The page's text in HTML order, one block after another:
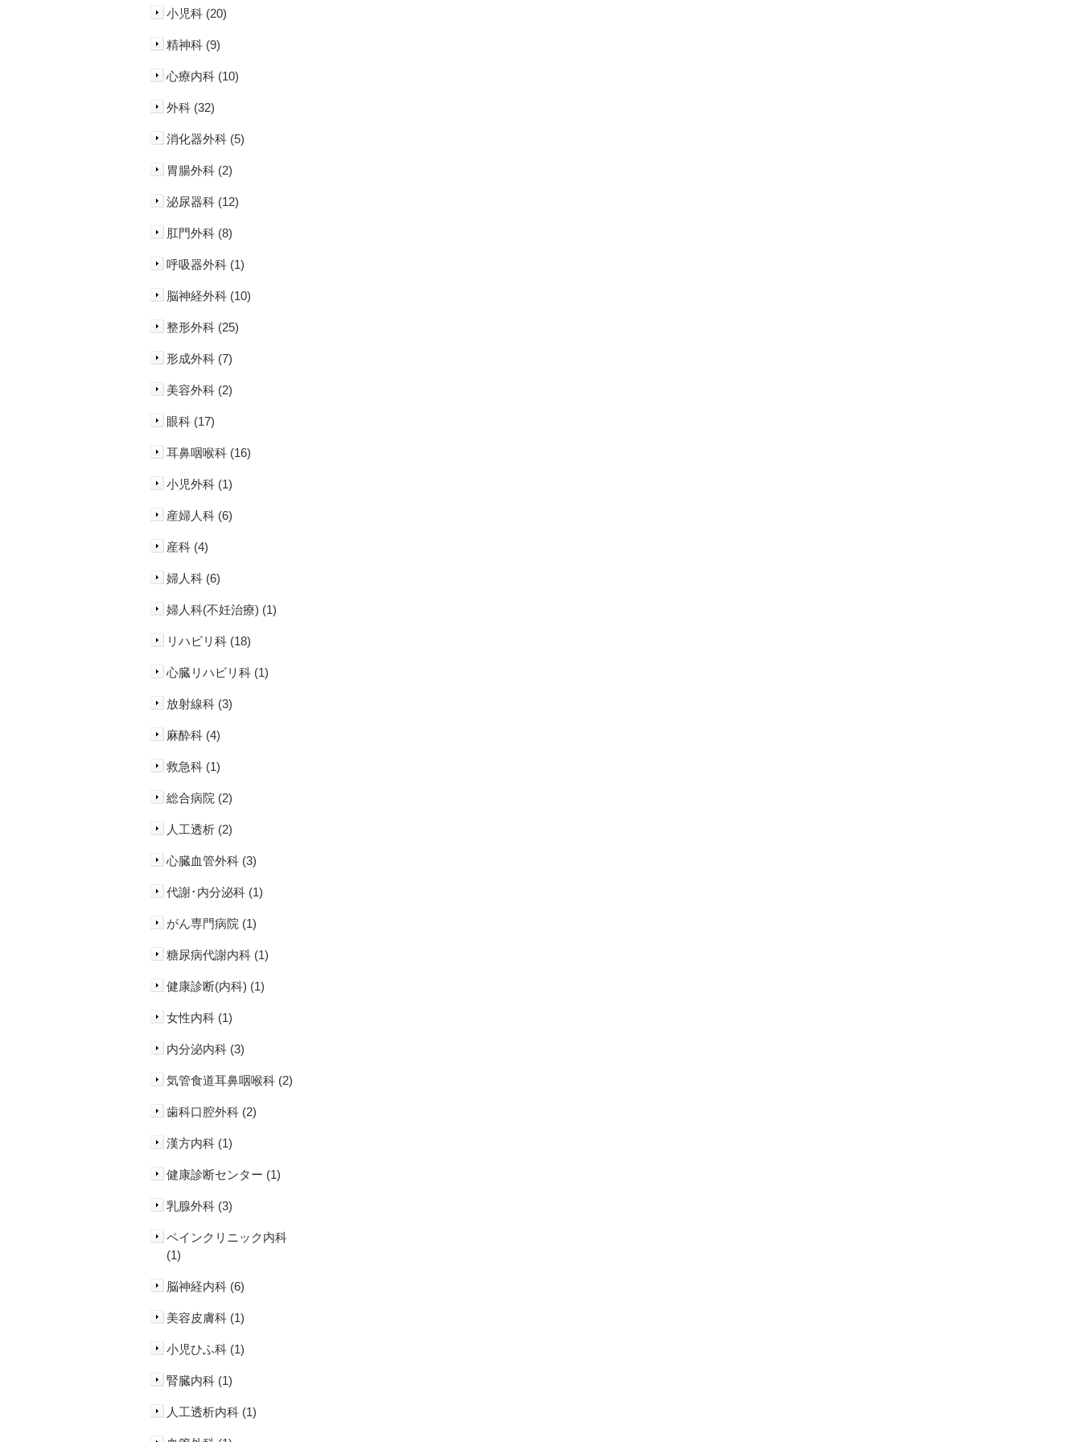
小児科 (20)
精神科 (9)
心療内科 (10)
外科 (32)
消化器外科 (5)
胃腸外科 (2)
泌尿器科 (12)
肛門外科 (8)
呼吸器外科 (1)
脳神経外科 (10)
整形外科 (25)
形成外科 (7)
美容外科 (2)
眼科 (17)
耳鼻咽喉科 (16)
小児外科 (1)
産婦人科 (6)
産科 (4)
婦人科 (6)
婦人科(不妊治療) (1)
リハビリ科 (18)
心臓リハビリ科 (1)
放射線科 (3)
麻酔科 (4)
救急科 (1)
総合病院 (2)
人工透析 (2)
心臓血管外科 (3)
代謝･内分泌科 (1)
がん専門病院 (1)
糖尿病代謝内科 (1)
健康診断(内科) (1)
女性内科 (1)
内分泌内科 (3)
気管食道耳鼻咽喉科 (2)
歯科口腔外科 (2)
漢方内科 (1)
健康診断センター (1)
乳腺外科 (3)
ペインクリニック内科
(1)
脳神経内科 (6)
美容皮膚科 (1)
小児ひふ科 (1)
腎臓内科 (1)
人工透析内科 (1)